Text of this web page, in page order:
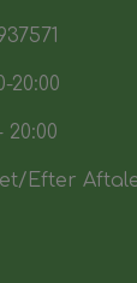
20:00
20:00
Efter